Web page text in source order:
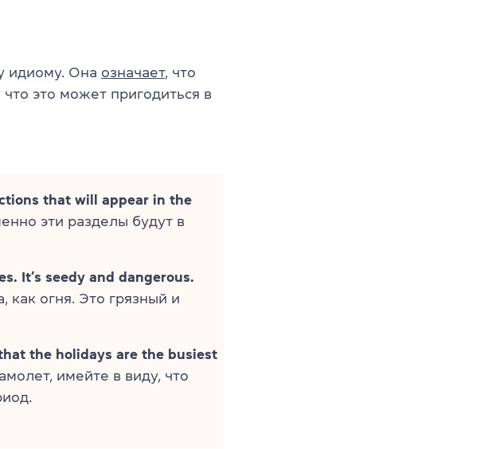
идиому. Она означает, что
что это может пригодиться в
that will appear in the
эти разделы будут в
It’s seedy and dangerous.
как огня. Это грязный и
the holidays are the busiest
имейте в виду, что